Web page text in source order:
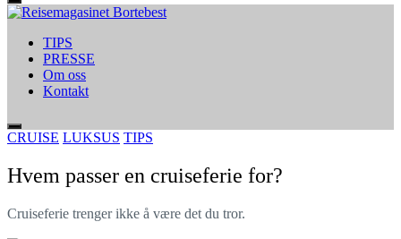
TIPS
PRESSE
Om oss
Kontakt
CRUISE LUKSUS TIPS
Hvem passer en cruiseferie for?
Cruiseferie trenger ikke å være det du tror.